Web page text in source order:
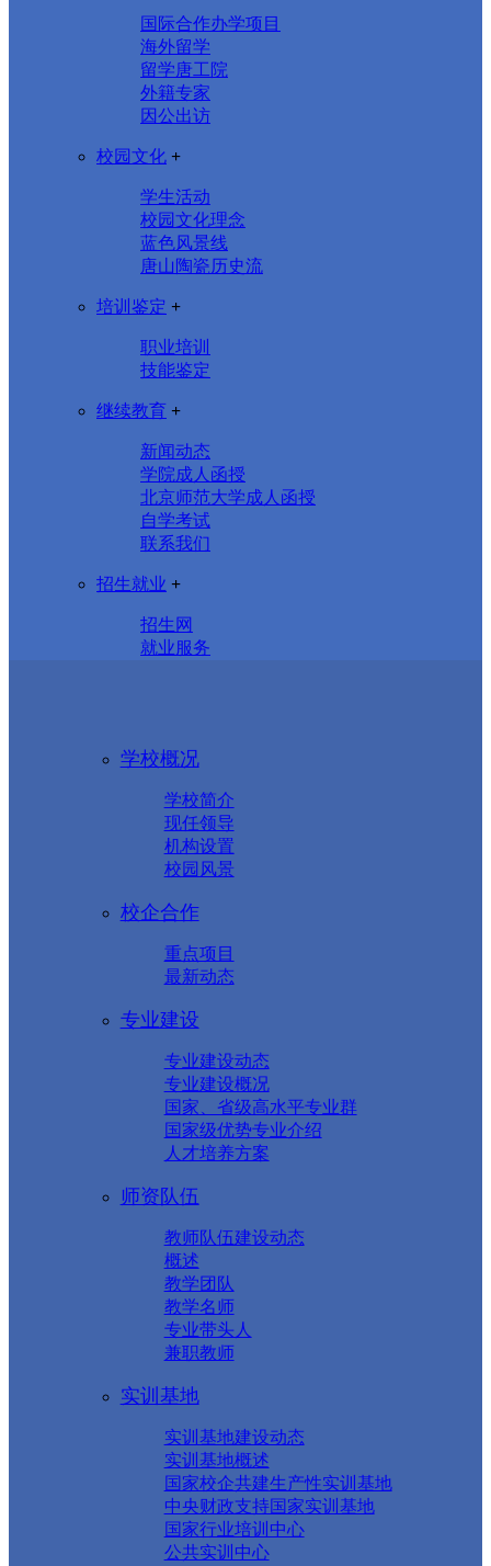
国际合作办学项目
海外留学
留学唐工院
外籍专家
因公出访
校园文化 +
学生活动
校园文化理念
蓝色风景线
唐山陶瓷历史流
培训鉴定 +
职业培训
技能鉴定
继续教育 +
新闻动态
学院成人函授
北京师范大学成人函授
自学考试
联系我们
招生就业 +
招生网
就业服务
学校概况
学校简介
现任领导
机构设置
校园风景
校企合作
重点项目
最新动态
专业建设
专业建设动态
专业建设概况
国家、省级高水平专业群
国家级优势专业介绍
人才培养方案
师资队伍
教师队伍建设动态
概述
教学团队
教学名师
专业带头人
兼职教师
实训基地
实训基地建设动态
实训基地概述
国家校企共建生产性实训基地
中央财政支持国家实训基地
国家行业培训中心
公共实训中心